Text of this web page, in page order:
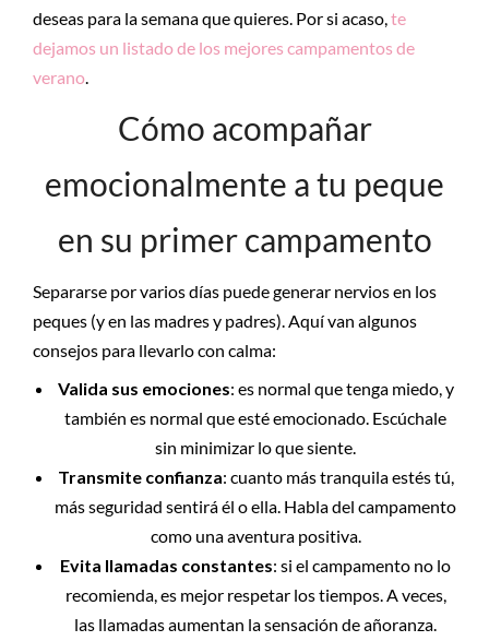
deseas para la semana que quieres. Por si acaso,te
dejamos un listado de los mejores campamentos de
verano.
Cómo acompañar
emocionalmente a tu peque
en su primer campamento
Separarse por varios días puede generar nervios en los
peques (y en las madres y padres). Aquí van algunos
consejos para llevarlo con calma:
Valida sus emociones: es normal que tenga miedo, y
también es normal que esté emocionado. Escúchale
sin minimizar lo que siente.
Transmite confianza: cuanto más tranquila estés tú,
más seguridad sentirá él o ella. Habla del campamento
como una aventura positiva.
Evita llamadas constantes: si el campamento no lo
recomienda, es mejor respetar los tiempos. A veces,
las llamadas aumentan la sensación de añoranza.